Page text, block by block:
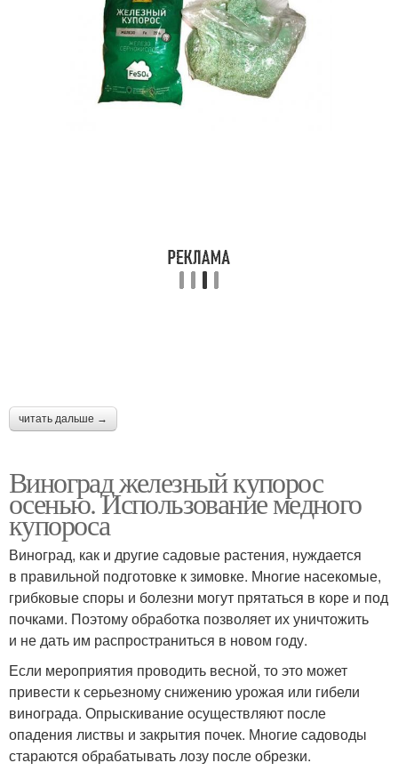
читать дальше →
Виноград железный купорос
осенью. Использование медного
купороса
Виноград, как и другие садовые растения, нуждается
в правильной подготовке к зимовке. Многие насекомые,
грибковые споры и болезни могут прятаться в коре и под
почками. Поэтому обработка позволяет их уничтожить
и не дать им распространиться в новом году.
Если мероприятия проводить весной, то это может
привести к серьезному снижению урожая или гибели
винограда. Опрыскивание осуществляют после
опадения листвы и закрытия почек. Многие садоводы
стараются обрабатывать лозу после обрезки.